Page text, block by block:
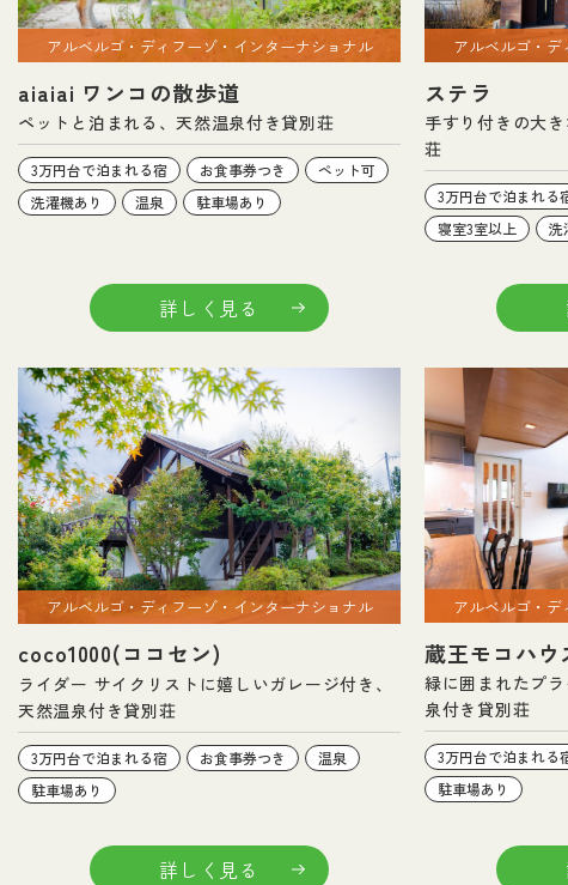
アルベルゴ・ディフーゾ・インターナショナル
aiaiai ワンコの散歩道
ペットと泊まれる、天然温泉付き貸別荘
3万円台で泊まれる宿 お食事券つき
ペット可
洗濯機あり
温泉 駐車場あり
詳しく見る
アルベルゴ・
ステラ
手すり付きの大
荘
3万円台で泊まれる
寝室3室以上
洗
アルベルゴ・ディフーゾ・インターナショナル
coco1000(ココセン)
ライダー サイクリストに嬉しいガレージ付き、
天然温泉付き貸別荘
3万円台で泊まれる宿 お食事券つき
温泉
駐車場あり
詳しく見る
アルベルゴ・
蔵王モコハウ
緑に囲まれたプ
泉付き貸別荘
3万円台で泊まれる
駐車場あり